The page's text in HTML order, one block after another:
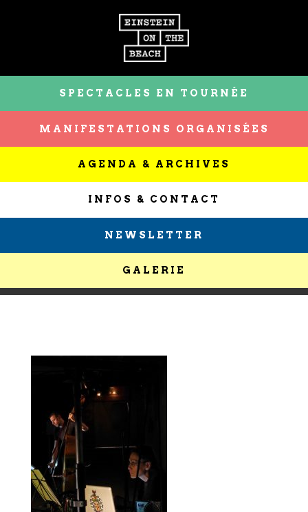
SPECTACLES EN TOURNÉE
MANIFESTATIONS ORGANISÉES
AGENDA & ARCHIVES
INFOS & CONTACT
NEWSLETTER
GALERIE